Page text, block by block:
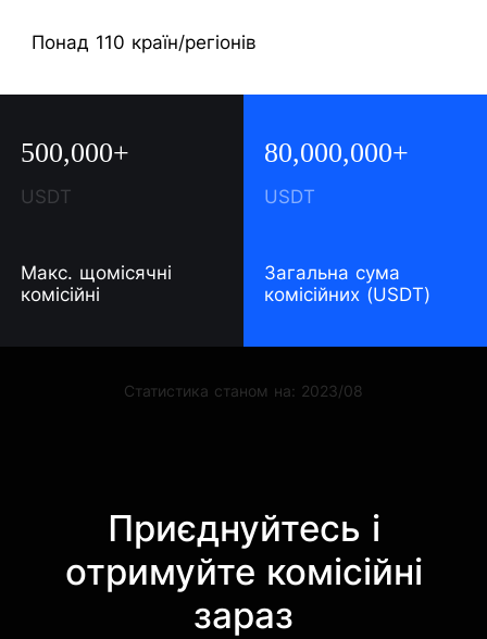
Понад 110 країн/регіонів
500,000+
USDT
Макс. щомісячні
комісійні
80,000,000+
USDT
Загальна сума
комісійних (USDT)
Статистика станом на: 2023/08
Приєднуйтесь і
отримуйте комісійні
зараз